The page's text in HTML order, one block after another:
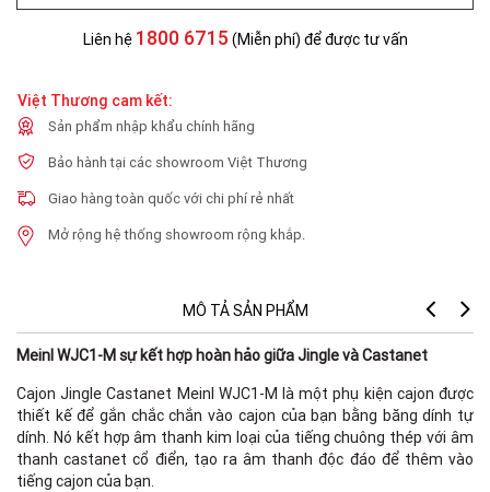
Liên hệ 1800 6715 (Miễn phí) để được tư vấn
Việt Thương cam kết:
Sản phẩm nhập khẩu chính hãng
Bảo hành tại các showroom Việt Thương
Giao hàng toàn quốc với chi phí rẻ nhất
Mở rộng hệ thống showroom rộng khắp.
MÔ TẢ SẢN PHẨM
Meinl WJC1-M sự kết hợp hoàn hảo giữa Jingle và Castanet
Cajon Jingle Castanet Meinl WJC1-M là một phụ kiện cajon được
thiết kế để gắn chắc chắn vào cajon của bạn bằng băng dính tự
dính. Nó kết hợp âm thanh kim loại của tiếng chuông thép với âm
thanh castanet cổ điển, tạo ra âm thanh độc đáo để thêm vào
tiếng cajon của bạn.